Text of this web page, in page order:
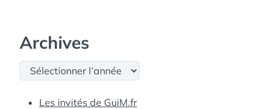
Archives
Archives
Les invités de GuiM.fr